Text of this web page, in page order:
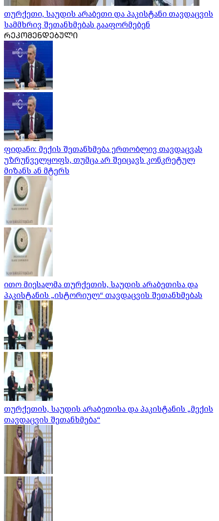
თურქეთი, საუდის არაბეთი და პაკისტანი თავდაცვის
სამმხრივ შეთანხმებას გააფორმებენ
ᲠᲔᲙᲝᲛᲔᲜᲓᲔᲑᲣᲚᲘ
ფიდანი: მექის შეთანხმება ერთობლივ თავდაცვას
უზრუნველყოფს, თუმცა არ შეიცავს კონკრეტულ
მიზანს ან მტერს
ითო მიესალმა თურქეთის, საუდის არაბეთისა და
პაკისტანის „ისტორიულ“ თავდაცვის შეთანხმებას
თურქეთის, საუდის არაბეთისა და პაკისტანის „მექის
თავდაცვის შეთანხმება“